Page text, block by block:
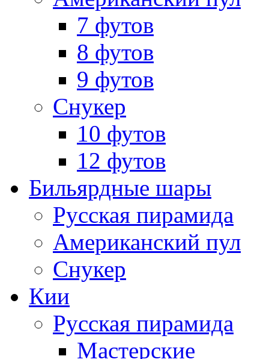
7 футов
8 футов
9 футов
Снукер
10 футов
12 футов
Бильярдные шары
Русская пирамида
Американский пул
Снукер
Кии
Русская пирамида
Мастерские